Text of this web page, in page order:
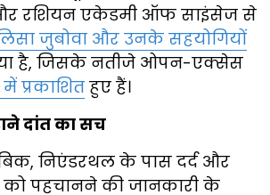
और रशियन एकेडमी ऑफ साइंसेज से
जुबोवा और उनके सहयोगियों
है, जिसके नतीजे ओपन-एक्सेस
प्रकाशित हुए हैं।
दांत का सच
निएंडरथल के पास दर्द और
पहचानने की जानकारी के